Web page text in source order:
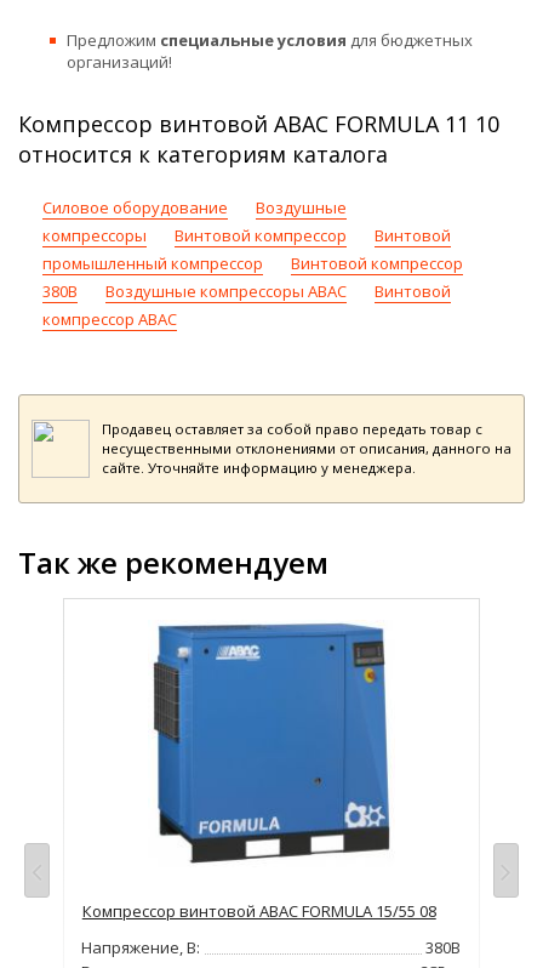
Предложим специальные условия для бюджетных
организаций!
Компрессор винтовой ABAC FORMULA 11 10
относится к категориям каталога
Силовое оборудование
Воздушные
компрессоры
Винтовой компрессор
Винтовой
промышленный компрессор
Винтовой компрессор
380В
Воздушные компрессоры ABAC
Винтовой
компрессор ABAC
Продавец оставляет за собой право передать товар с
несущественными отклонениями от описания, данного на
сайте. Уточняйте информацию у менеджера.
Так же рекомендуем
Компрессор винтовой ABAC FORMULA 15/55 08
Напряжение, В:
380В